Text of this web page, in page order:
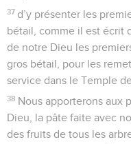
37 d’y présenter les
bétail, comme il est écrit
de notre Dieu les
gros bétail, pour les
service dans le Temple
38 Nous apporterons aux
Dieu, la pâte faite avec
des fruits de tous les